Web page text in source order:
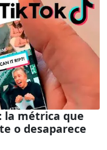
la métrica que
o desaparece